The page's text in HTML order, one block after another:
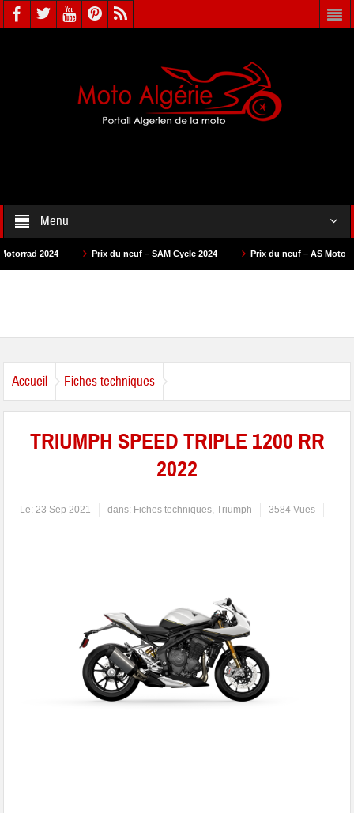
Menu
Prix du neuf – SAM Cycle 2024 Prix du neuf – AS Motors 2024
Accueil Fiches techniques
TRIUMPH SPEED TRIPLE 1200 RR
2022
Le:23 Sep 2021 dans: Fiches techniques,Triumph 3584 Vues